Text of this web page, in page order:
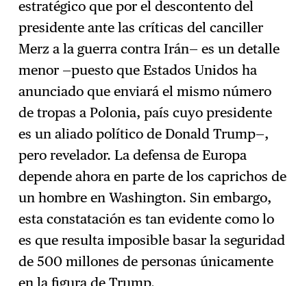
estratégico que por el descontento del
presidente ante las críticas del canciller
Merz a la guerra contra Irán— es un detalle
menor —puesto que Estados Unidos ha
anunciado que enviará el mismo número
de tropas a Polonia, país cuyo presidente
es un aliado político de Donald Trump—,
pero revelador. La defensa de Europa
depende ahora en parte de los caprichos de
un hombre en Washington. Sin embargo,
esta constatación es tan evidente como lo
es que resulta imposible basar la seguridad
de 500 millones de personas únicamente